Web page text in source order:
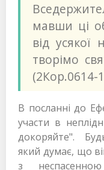
мавши ці
від усякої
творімо
(2Кор.0614-
В посланні до
участи в
докоряйте".
який думає, що
з